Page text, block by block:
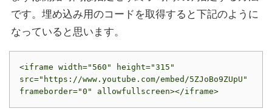
です。埋め込み用のコードを取得すると下記のように
なっていると思います。
<iframe width="560" height="315"
src="https://www.youtube.com/embed/5ZJoBo9ZUpU"
frameborder="0" allowfullscreen></iframe>